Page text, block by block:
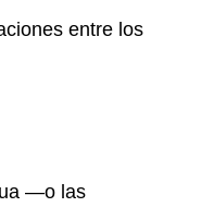
y
entre los
—o las